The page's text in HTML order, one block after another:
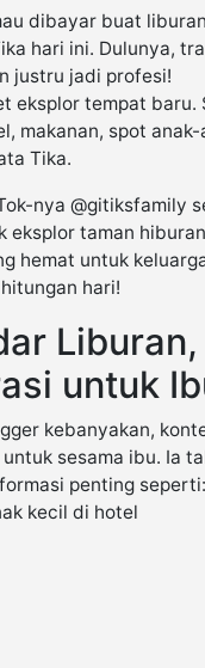
dibayar buat
hari ini. Dulunya,
justru jadi profesi!
eksplor tempat
makanan, spot
Tika.
nya @gitiksfamily
eksplor taman
hemat untuk
hari!
untuk
kebanyakan,
sesama ibu. Ia
penting seperti:
kecil di hotel